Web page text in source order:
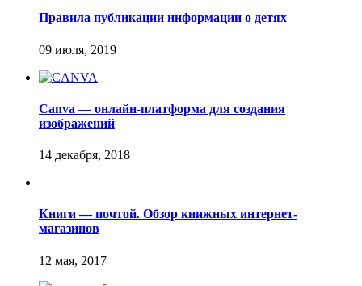
Правила публикации информации о детях
Canva — онлайн-платформа для создания
изображений
Книги — почтой. Обзор книжных интернет-
магазинов